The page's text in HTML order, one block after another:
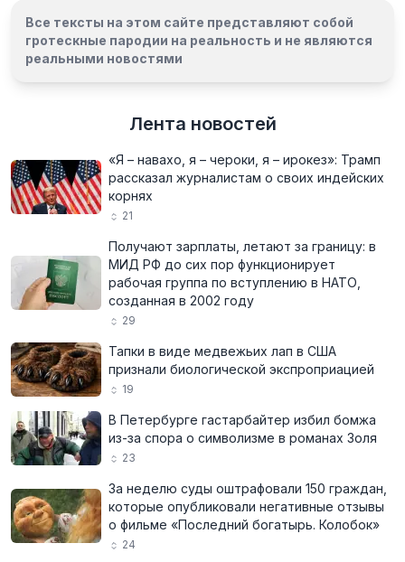
Все тексты на этом сайте представляют собой
гротескные пародии на реальность и не являются
реальными новостями
Лента новостей
«Я – навахо, я – чероки, я – ирокез»: Трамп
рассказал журналистам о своих индейских
корнях
21
Получают зарплаты, летают за границу: в
МИД РФ до сих пор функционирует
рабочая группа по вступлению в НАТО,
созданная в 2002 году
29
Тапки в виде медвежьих лап в США
признали биологической экспроприацией
19
В Петербурге гастарбайтер избил бомжа
из-за спора о символизме в романах Золя
23
За неделю суды оштрафовали 150 граждан,
которые опубликовали негативные отзывы
о фильме «Последний богатырь. Колобок»
24